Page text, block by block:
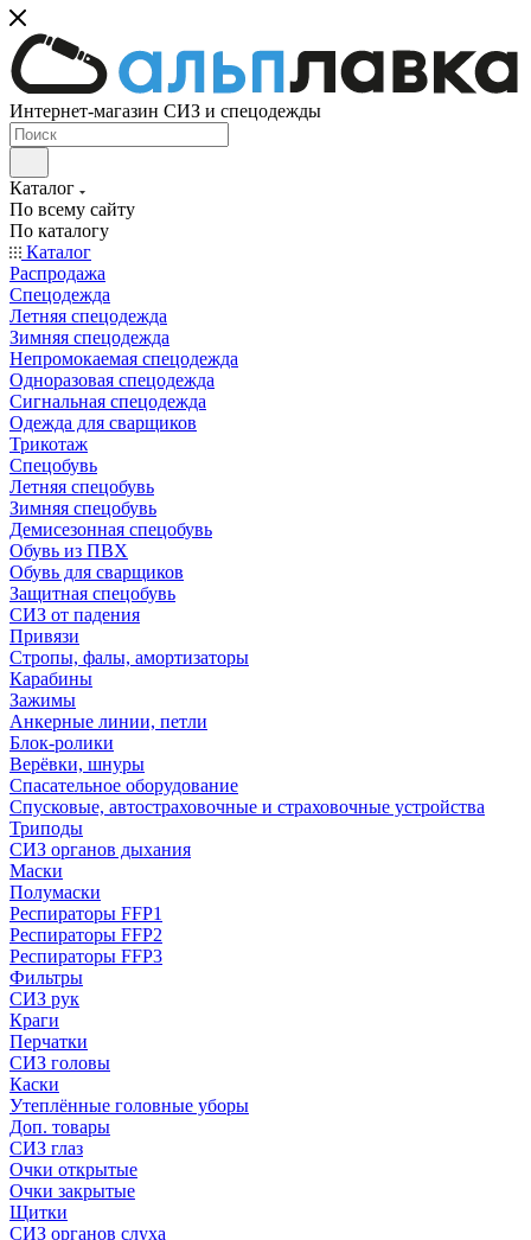
Интернет-магазин СИЗ и спецодежды
Каталог
По всему сайту
По каталогу
Каталог
Распродажа
Спецодежда
Летняя спецодежда
Зимняя спецодежда
Непромокаемая спецодежда
Одноразовая спецодежда
Сигнальная спецодежда
Одежда для сварщиков
Трикотаж
Спецобувь
Летняя спецобувь
Зимняя спецобувь
Демисезонная спецобувь
Обувь из ПВХ
Обувь для сварщиков
Защитная спецобувь
СИЗ от падения
Привязи
Стропы, фалы, амортизаторы
Карабины
Зажимы
Анкерные линии, петли
Блок-ролики
Верёвки, шнуры
Спасательное оборудование
Спусковые, автостраховочные и страховочные устройства
Триподы
СИЗ органов дыхания
Маски
Полумаски
Респираторы FFP1
Респираторы FFP2
Респираторы FFP3
Фильтры
СИЗ рук
Краги
Перчатки
СИЗ головы
Каски
Утеплённые головные уборы
Доп. товары
СИЗ глаз
Очки открытые
Очки закрытые
Щитки
СИЗ органов слуха